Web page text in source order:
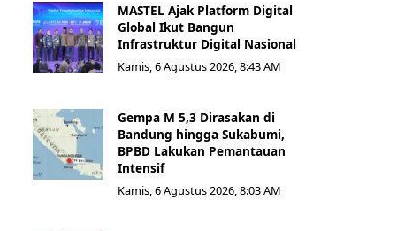
MASTEL Ajak Platform Digital
Global Ikut Bangun
Infrastruktur Digital Nasional
Kamis, 6 Agustus 2026, 8:43 AM
Gempa M 5,3 Dirasakan di
Bandung hingga Sukabumi,
BPBD Lakukan Pemantauan
Intensif
Kamis, 6 Agustus 2026, 8:03 AM